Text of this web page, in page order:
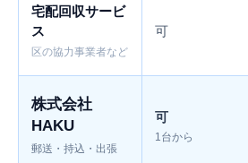
宅配回収サービ
ス
区の協力事業者など
可
株式会社
HAKU
郵送・持込・出張
可
1台から